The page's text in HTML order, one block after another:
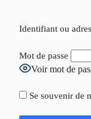
Identifiant ou
Mot de passe
Voir mot de
Se souvenir de